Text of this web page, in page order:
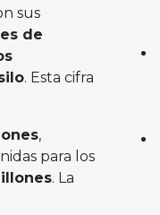
sus
de
. Esta cifra
,
para los
. La